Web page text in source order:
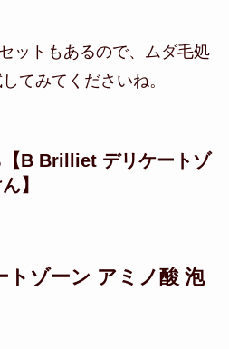
ットもあるので、ムダ毛処
てみてくださいね。
B Brilliet デリケートゾ
】
ゾーン アミノ酸 泡